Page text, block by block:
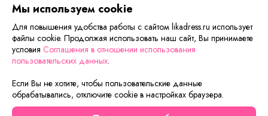
ответит на вопросы, а также подскажет о вариантах
оплаты и доставки.
Удобный домашний костюм для дома. Состоит из шорт
Мы используем cookie
Для повышения удобства работы с сайтом likadress.ru использует
файлы cookie. Продолжая использовать наш сайт, Вы принимаете
условия Соглашения в отношении использования
пользовательских данных.
Если Вы не хотите, чтобы пользовательские данные
обрабатывались, отключите cookie в настройках браузера.